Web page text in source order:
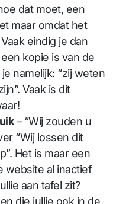
dat moet, een
maar omdat het
eindig je dan
kopie is van de
namelijk: “zij weten
Vaak is dit
– “Wij zouden u
“Wij lossen dit
Het is maar een
website al inactief
aan tafel zit?
die jullie ook in de